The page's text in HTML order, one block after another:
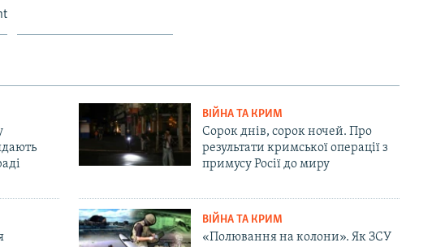
ВІЙНА ТА КРИМ
Сорок днів, сорок ночей. Про
результати кримської операції з
примусу Росії до миру
ВІЙНА ТА КРИМ
«Полювання на колони». Як ЗСУ